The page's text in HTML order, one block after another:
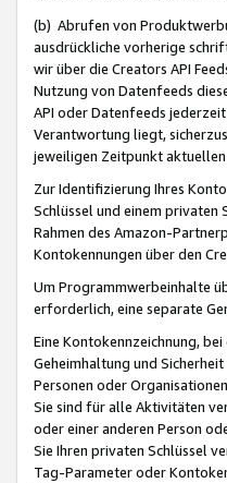
(b) Abrufen von
ausdrückliche vorherige
wir über die Creators API
Nutzung von Datenfeeds
API oder Datenfeeds
Verantwortung liegt,
jeweiligen Zeitpunkt
Zur Identifizierung Ihres
Schlüssel und einem privaten
Rahmen des Amazon-
Kontokennungen über den
Um Programmwerbeinhalte
erforderlich, eine separate
Eine Kontokennzeichnung,
Geheimhaltung und
Personen oder
Sie sind für alle Aktivitäten
oder einer anderen Person
Sie Ihren privaten Schlüssel
Tag-Parameter oder